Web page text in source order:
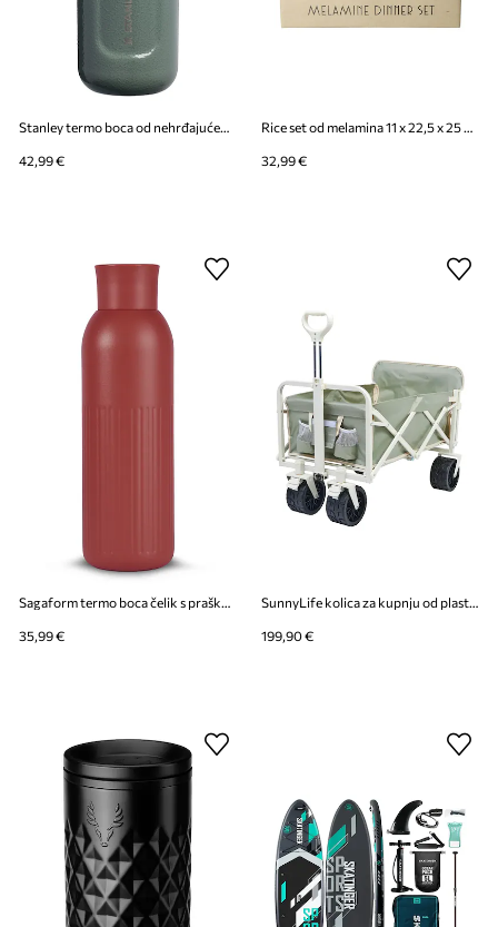
42,99 € 32,99 €
Sagaform termo boca čelik s praškastim premazom 500 ml
35,99 €
SunnyLife kolica za kupnju od plastike 93 x 60 x 105 cm
199,90 €